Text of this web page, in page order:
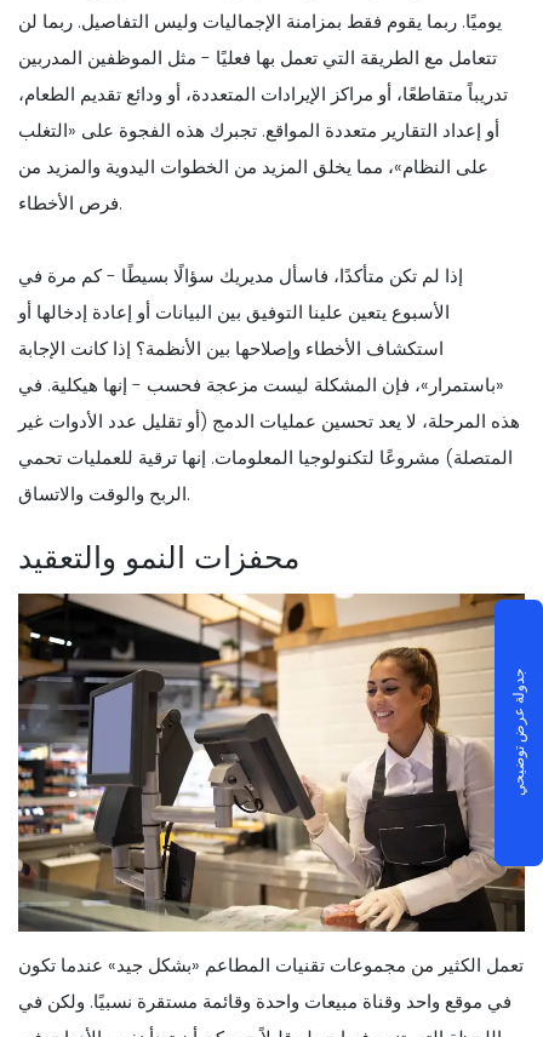
يوميًا. ربما يقوم فقط بمزامنة الإجماليات وليس التفاصيل. ربما لن
تتعامل مع الطريقة التي تعمل بها فعليًا - مثل الموظفين المدربين
تدريباً متقاطعًا، أو مراكز الإيرادات المتعددة، أو ودائع تقديم الطعام،
أو إعداد التقارير متعددة المواقع. تجبرك هذه الفجوة على «التغلب
على النظام»، مما يخلق المزيد من الخطوات اليدوية والمزيد من
فرص الأخطاء.
إذا لم تكن متأكدًا، فاسأل مديريك سؤالًا بسيطًا - كم مرة في
الأسبوع يتعين علينا التوفيق بين البيانات أو إعادة إدخالها أو
استكشاف الأخطاء وإصلاحها بين الأنظمة؟ إذا كانت الإجابة
«باستمرار»، فإن المشكلة ليست مزعجة فحسب - إنها هيكلية. في
هذه المرحلة، لا يعد تحسين عمليات الدمج (أو تقليل عدد الأدوات غير
المتصلة) مشروعًا لتكنولوجيا المعلومات. إنها ترقية للعمليات تحمي
الربح والوقت والاتساق.
محفزات النمو والتعقيد
تعمل الكثير من مجموعات تقنيات المطاعم «بشكل جيد» عندما تكون
في موقع واحد وقناة مبيعات واحدة وقائمة مستقرة نسبيًا. ولكن في
جدولة عرض توضيحي